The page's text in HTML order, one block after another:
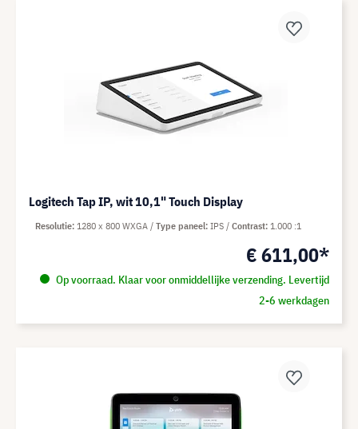
Logitech Tap IP, wit 10,1" Touch Display
€ 611,00*
Op voorraad. Klaar voor onmiddellijke verzending. Levertijd
2-6 werkdagen
Resolutie 1280 x 800 WXGA Type paneel IPS Contrast 1.000 :1